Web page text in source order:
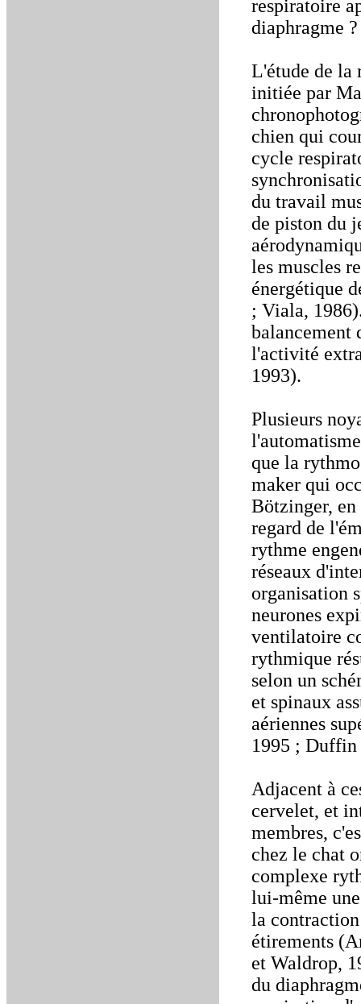
respiratoire
diaphragme ?
L'étude de la
initiée par
chien qui
cycle
du travail
de piston du
les muscles
énergétique
; Viala,
balancement
l'activité
1993).
Plusieurs
que la
maker qui
Bötzinger,
regard de
rythme
réseaux
organisation
neurones
ventilatoire
rythmique
selon un
et spinaux
aériennes
1995 ; Duffin
Adjacent à
cervelet, et
membres,
chez le chat
complexe
lui-même
la contraction
étirements
et Waldrop,
du